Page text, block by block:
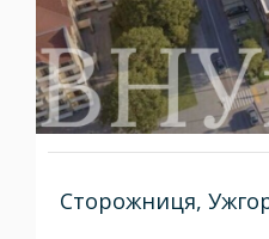
Сторожниця,